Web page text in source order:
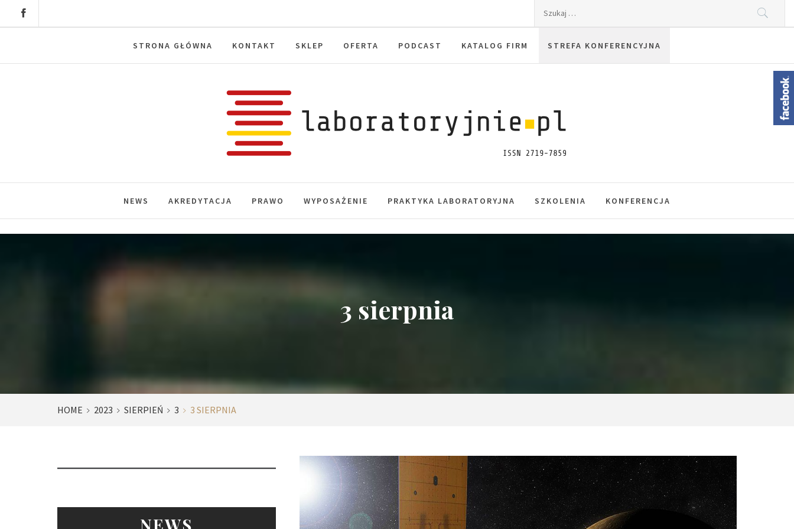
STRONA GŁÓWNA KONTAKT SKLEP OFERTA PODCAST KATALOG FIRM STREFA KONFERENCYJNA
Laboratoryjnie.pl
NEWS AKREDYTACJA PRAWO WYPOSAŻENIE PRAKTYKA LABORATORYJNA SZKOLENIA KONFERENCJA
3 sierpnia
HOME 2023 SIERPIEŃ 3 3 SIERPNIA